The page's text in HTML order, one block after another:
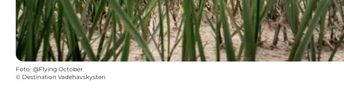
Foto: @Flying October
© Destination Vadehavskysten